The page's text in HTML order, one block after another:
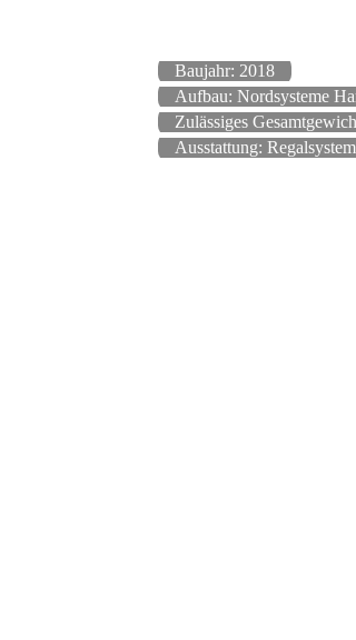
Baujahr: 2018
Aufbau: Nordsysteme
Zulässiges
Ausstattung: Regalsystem